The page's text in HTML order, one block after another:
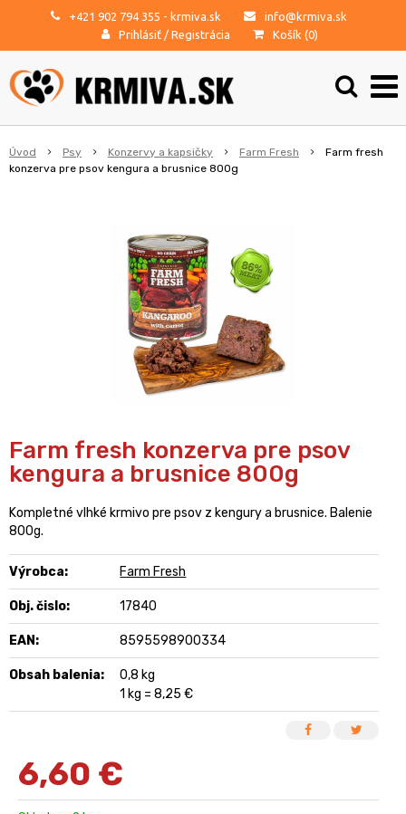
+421 902 794 355 - krmiva.sk
info@krmiva.sk
Prihlásiť / Registrácia Košík (0)
Úvod Psy Konzervy a kapsičky Farm Fresh
Farm fresh
konzerva pre psov kengura a brusnice 800g
Farm fresh konzerva pre psov
kengura a brusnice 800g
Kompletné vlhké krmivo pre psov z kengury a brusnice. Balenie
800g.
Výrobca: Farm Fresh
Obj. čislo: 17840
EAN: 8595598900334
Obsah balenia:
0,8 kg
1 kg = 8,25 €
6,60 €